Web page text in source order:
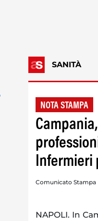
SANITÀ
NOTA STAMPA
Infermieri
Comunicato Stampa
NAPOLI. In